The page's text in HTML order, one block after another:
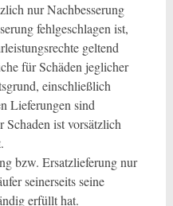
nur Nachbesserung
fehlgeschlagen ist,
geltend
für Schäden jeglicher
einschließlich
Lieferungen sind
Schaden ist vorsätzlich
bzw. Ersatzlieferung nur
seinerseits seine
erfüllt hat.